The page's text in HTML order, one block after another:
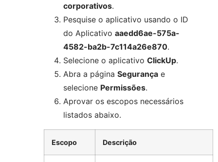
corporativos.
Pesquise o aplicativo usando o ID
do Aplicativo aaedd6ae-575a-
4582-ba2b-7c114a26e870.
Selecione o aplicativo ClickUp.
Abra a página Segurança e
selecione Permissões.
Aprovar os escopos necessários
listados abaixo.
Escopo Descrição